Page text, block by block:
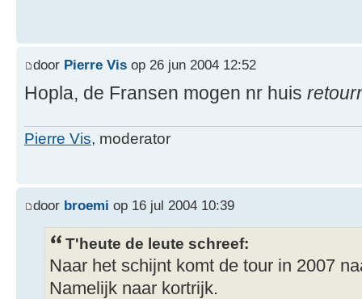
door Pierre Vis op 26 jun 2004 12:52
Hopla, de Fransen mogen nr huis
Pierre Vis, moderator
door broemi op 16 jul 2004 10:39
T'heute de leute schreef:
Naar het schijnt komt de tour in 2007
Namelijk naar kortrijk.